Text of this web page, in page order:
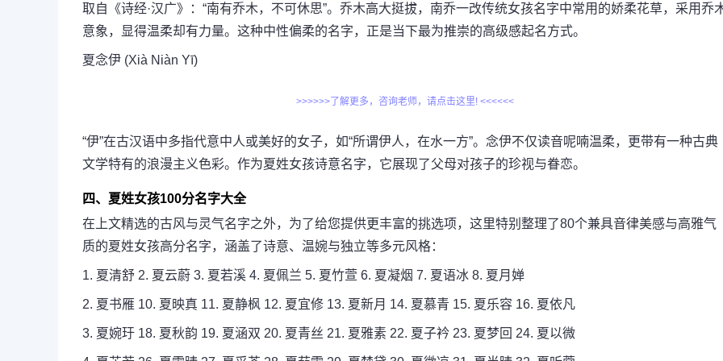
取自《诗经·汉广》：“南有乔木，不可休思”。乔木高大挺拔，南乔一改传统女孩名字中常用的娇柔花草，采用乔
意象，显得温柔却有力量。这种中性偏柔的名字，正是当下最为推崇的高级感起名方式。
夏念伊 (Xià Niàn Yī)
>>>>>>了解更多，咨询老师，请点击这里! <<<<<<
“伊”在古汉语中多指代意中人或美好的女子，如“所谓伊人，在水一方”。念伊不仅读音呢喃温柔，更带有一种古典
文学特有的浪漫主义色彩。作为夏姓女孩诗意名字，它展现了父母对孩子的珍视与眷恋。
四、夏姓女孩100分名字大全
在上文精选的古风与灵气名字之外，为了给您提供更丰富的挑选项，这里特别整理了80个兼具音律美感与高雅气
质的夏姓女孩高分名字，涵盖了诗意、温婉与独立等多元风格：
1. 夏清舒 2. 夏云蔚 3. 夏若溪 4. 夏佩兰 5. 夏竹萱 6. 夏凝烟 7. 夏语冰 8. 夏月婵
2. 夏书雁 10. 夏映真 11. 夏静枫 12. 夏宜修 13. 夏新月 14. 夏慕青 15. 夏乐容 16. 夏依凡
3. 夏婉玗 18. 夏秋韵 19. 夏涵双 20. 夏青丝 21. 夏雅素 22. 夏子衿 23. 夏梦回 24. 夏以微